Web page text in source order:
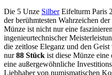
Die 5 Unze SilberEifelturm Paris
der berühmtesten Wahrzeichen
Münze ist nicht nur eine
ingenieurtechnischer
die zeitlose Eleganz und den
nur88 Stück ist diese Münze eine
eine außergewöhnliche
Liebhaber von numismatischen